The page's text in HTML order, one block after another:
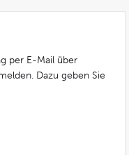
per E-Mail über
Dazu geben Sie